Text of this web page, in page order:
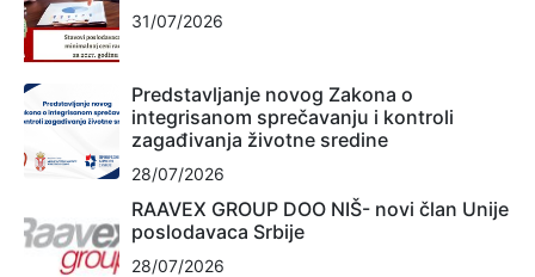
31/07/2026
Predstavljanje novog Zakona o
integrisanom sprečavanju i kontroli
zagađivanja životne sredine
28/07/2026
RAAVEX GROUP DOO NIŠ- novi član Unije
poslodavaca Srbije
28/07/2026